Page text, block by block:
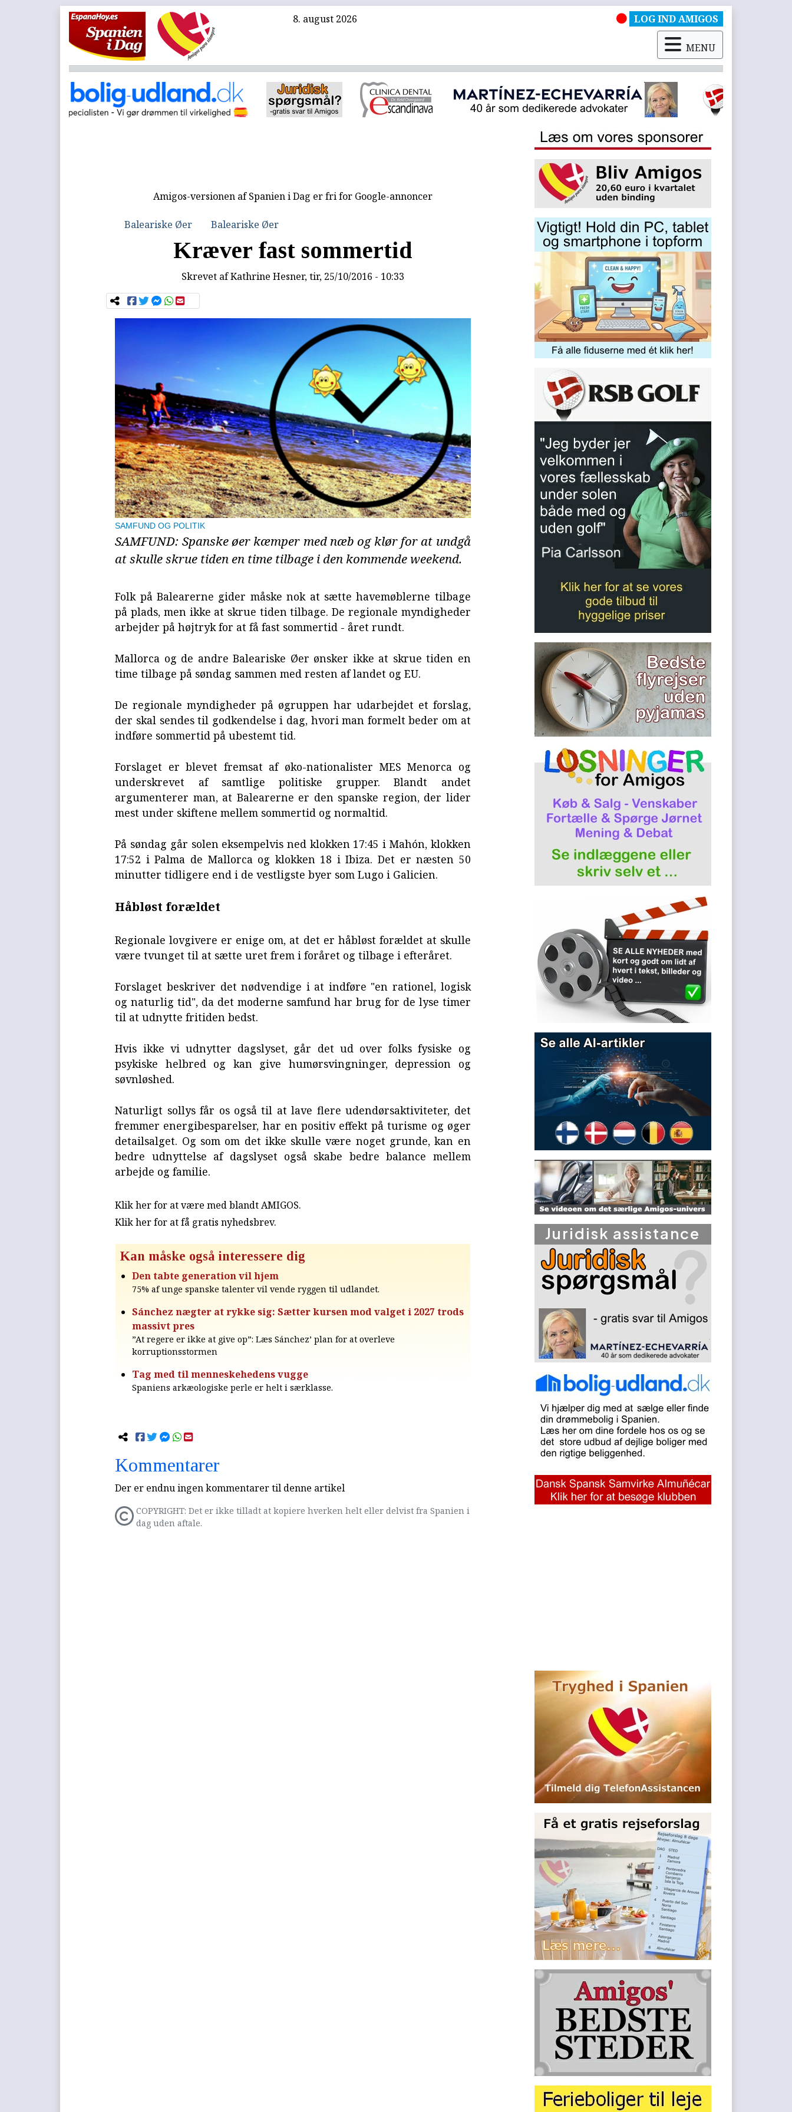
8. august 2026 LOG IND AMIGOS
MENU
Amigos-versionen af Spanien i Dag er fri for Google-annoncer
Baleariske Øer Baleariske Øer
Kræver fast sommertid
Skrevet afKathrine Hesner, tir, 25/10/2016 - 10:33
SAMFUND OG POLITIK
SAMFUND: Spanske øer kæmper med næb og klør for at undgå
at skulle skrue tiden en time tilbage i den kommende weekend.
Folk på Balearerne gider måske nok at sætte havemøblerne tilbage
på plads, men ikke at skrue tiden tilbage. De regionale myndigheder
arbejder på højtryk for at få fast sommertid - året rundt.
Mallorca og de andre Baleariske Øer ønsker ikke at skrue tiden en
time tilbage på søndag sammen med resten af landet og EU.
De regionale myndigheder på øgruppen har udarbejdet et forslag,
der skal sendes til godkendelse i dag, hvori man formelt beder om at
indføre sommertid på ubestemt tid.
Forslaget er blevet fremsat af øko-nationalister MES Menorca og
underskrevet af samtlige politiske grupper. Blandt andet
argumenterer man, at Balearerne er den spanske region, der lider
mest under skiftene mellem sommertid og normaltid.
På søndag går solen eksempelvis ned klokken 17:45 i Mahón, klokken
17:52 i Palma de Mallorca og klokken 18 i Ibiza. Det er næsten 50
minutter tidligere end i de vestligste byer som Lugo i Galicien.
Håbløst forældet
Regionale lovgivere er enige om, at det er håbløst forældet at skulle
være tvunget til at sætte uret frem i foråret og tilbage i efteråret.
Forslaget beskriver det nødvendige i at indføre "en rationel, logisk
og naturlig tid", da det moderne samfund har brug for de lyse timer
til at udnytte fritiden bedst.
Hvis ikke vi udnytter dagslyset, går det ud over folks fysiske og
psykiske helbred og kan give humørsvingninger, depression og
søvnløshed.
Naturligt sollys får os også til at lave flere udendørsaktiviteter, det
fremmer energibesparelser, har en positiv effekt på turisme og øger
detailsalget. Og som om det ikke skulle være noget grunde, kan en
bedre udnyttelse af dagslyset også skabe bedre balance mellem
arbejde og familie.
Klik her for at være med blandt AMIGOS.
Klik her for at få gratis nyhedsbrev.
Kan måske også interessere dig
Den tabte generation vil hjem
75% af unge spanske talenter vil vende ryggen til udlandet.
Sánchez nægter at rykke sig: Sætter kursen mod valget i 2027 trods
massivt pres
”At regere er ikke at give op”: Læs Sánchez’ plan for at overleve
korruptionsstormen
Tag med til menneskehedens vugge
Spaniens arkæologiske perle er helt i særklasse.
Kommentarer
Der er endnu ingen kommentarer til denne artikel
COPYRIGHT: Det er ikke tilladt at kopiere hverken helt eller delvist fra Spanien i
dag uden aftale.